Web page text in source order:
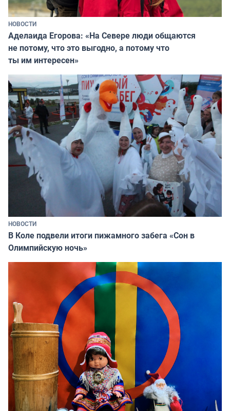
НОВОСТИ
Аделаида Егорова: «На Севере люди общаются
не потому, что это выгодно, а потому что
ты им интересен»
НОВОСТИ
В Коле подвели итоги пижамного забега «Сон в
Олимпийскую ночь»